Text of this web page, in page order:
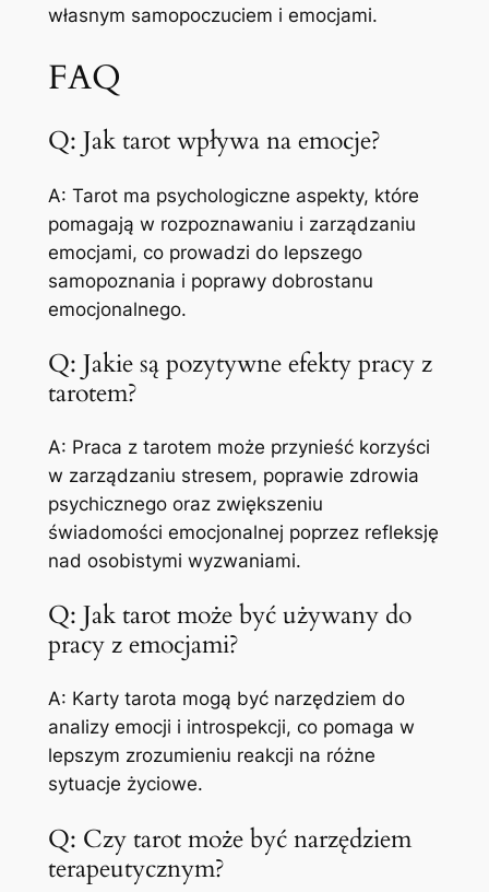
własnym samopoczuciem i emocjami.
FAQ
Q: Jak tarot wpływa na emocje?
A: Tarot ma psychologiczne aspekty, które
pomagają w rozpoznawaniu i zarządzaniu
emocjami, co prowadzi do lepszego
samopoznania i poprawy dobrostanu
emocjonalnego.
Q: Jakie są pozytywne efekty pracy z
tarotem?
A: Praca z tarotem może przynieść korzyści
w zarządzaniu stresem, poprawie zdrowia
psychicznego oraz zwiększeniu
świadomości emocjonalnej poprzez refleksję
nad osobistymi wyzwaniami.
Q: Jak tarot może być używany do
pracy z emocjami?
A: Karty tarota mogą być narzędziem do
analizy emocji i introspekcji, co pomaga w
lepszym zrozumieniu reakcji na różne
sytuacje życiowe.
Q: Czy tarot może być narzędziem
terapeutycznym?